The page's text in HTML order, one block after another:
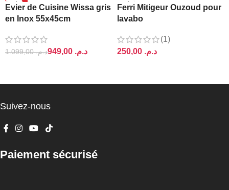
-14%
Evier de Cuisine Wissa gris
en Inox 55x45cm
د.م.1.099,00 د.م.
Ferri Mitigeur Ouzoud pour
lavabo
(1)
د.م.
Suivez-nous
Paiement sécurisé